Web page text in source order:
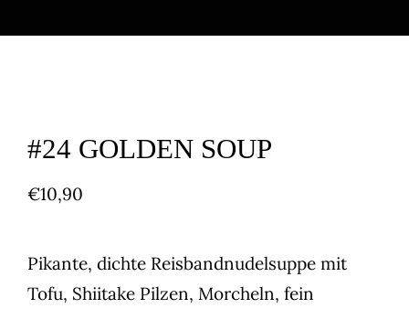
#24 GOLDEN SOUP
€10,90
Pikante, dichte Reisbandnudelsuppe mit
Tofu, Shiitake Pilzen, Morcheln, fein